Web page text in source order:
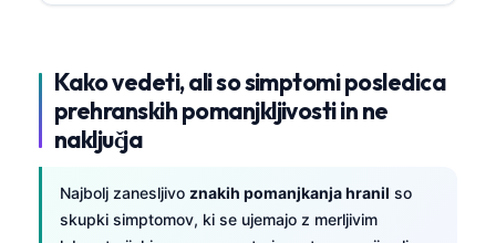
Kako vedeti, ali so simptomi posledica
prehranskih pomanjkljivosti in ne
naključja
Najbolj zanesljivo znakih pomanjkanja hranil so
skupki simptomov, ki se ujemajo z merljivim